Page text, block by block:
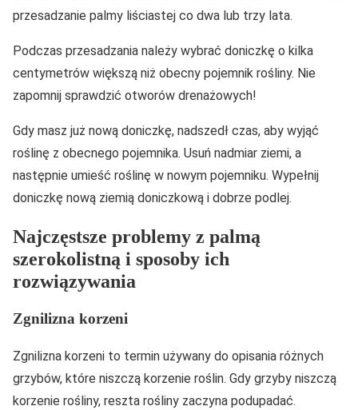
przesadzanie palmy liściastej co dwa lub trzy lata.
Podczas przesadzania należy wybrać doniczkę o kilka
centymetrów większą niż obecny pojemnik rośliny. Nie
zapomnij sprawdzić otworów drenażowych!
Gdy masz już nową doniczkę, nadszedł czas, aby wyjąć
roślinę z obecnego pojemnika. Usuń nadmiar ziemi, a
następnie umieść roślinę w nowym pojemniku. Wypełnij
doniczkę nową ziemią doniczkową i dobrze podlej.
Najczęstsze problemy z palmą
szerokolistną i sposoby ich
rozwiązywania
Zgnilizna korzeni
Zgnilizna korzeni to termin używany do opisania różnych
grzybów, które niszczą korzenie roślin. Gdy grzyby niszczą
korzenie rośliny, reszta rośliny zaczyna podupadać.